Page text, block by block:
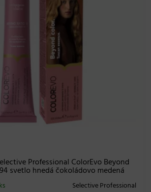
Professional ColorEvo Beyond
svetlo hnedá čokoládovo medená
Selective Professional